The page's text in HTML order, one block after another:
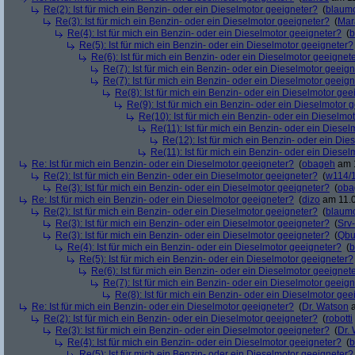
Re(2): Ist für mich ein Benzin- oder ein Dieselmotor geeigneter? (
Re(3): Ist für mich ein Benzin- oder ein Dieselmotor geeigneter? (
Re(4): Ist für mich ein Benzin- oder ein Dieselmotor geeigneter? (
Re(5): Ist für mich ein Benzin- oder ein Dieselmotor geeigneter?
Re(6): Ist für mich ein Benzin- oder ein Dieselmotor
Re(7): Ist für mich ein Benzin- oder ein Dieselmotor
Re(7): Ist für mich ein Benzin- oder ein Dieselmotor
Re(8): Ist für mich ein Benzin- oder ein Dieselmotor
Re(9): Ist für mich ein Benzin- oder ein Dieselmotor
Re(10): Ist für mich ein Benzin- oder ein
Re(11): Ist für mich ein Benzin- oder ein
Re(12): Ist für mich ein Benzin- oder ein
Re(11): Ist für mich ein Benzin- oder ein
Re: Ist für mich ein Benzin- oder ein Dieselmotor geeigneter? (obageh am
Re(2): Ist für mich ein Benzin- oder ein Dieselmotor geeigneter? (w114/
Re(3): Ist für mich ein Benzin- oder ein Dieselmotor geeigneter? (
Re: Ist für mich ein Benzin- oder ein Dieselmotor geeigneter? (dizo am
Re(2): Ist für mich ein Benzin- oder ein Dieselmotor geeigneter? (
Re(3): Ist für mich ein Benzin- oder ein Dieselmotor geeigneter? (
Re(3): Ist für mich ein Benzin- oder ein Dieselmotor geeigneter? (
Re(4): Ist für mich ein Benzin- oder ein Dieselmotor geeigneter? (
Re(5): Ist für mich ein Benzin- oder ein Dieselmotor geeigneter?
Re(6): Ist für mich ein Benzin- oder ein Dieselmotor
Re(7): Ist für mich ein Benzin- oder ein Dieselmotor
Re(8): Ist für mich ein Benzin- oder ein Dieselmotor
Re: Ist für mich ein Benzin- oder ein Dieselmotor geeigneter? (Dr. Watson
Re(2): Ist für mich ein Benzin- oder ein Dieselmotor geeigneter? (robotti
Re(3): Ist für mich ein Benzin- oder ein Dieselmotor geeigneter? (Dr.
Re(4): Ist für mich ein Benzin- oder ein Dieselmotor geeigneter? (